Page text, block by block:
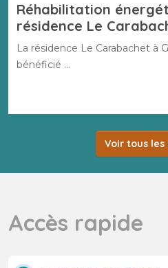
Réhabilitation
résidence Le
La résidence Le Carabachet à
bénéficié …
Voir tous
Accès rapide